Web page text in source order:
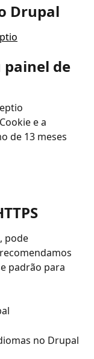
Drupal
painel de
e a
de 13 meses
pode
padrão para
no Drupal